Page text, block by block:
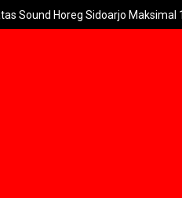
Sidoarjo Maksimal 120 Desibel